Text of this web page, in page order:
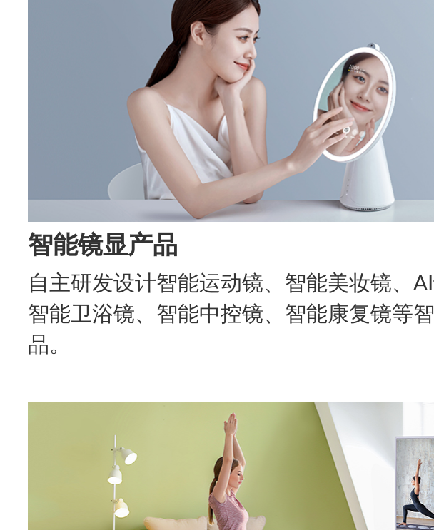
智能镜显产品
自主研发设计智能运动镜、智能美妆镜、
智能卫浴镜、智能中控镜、智能康复镜等
品。